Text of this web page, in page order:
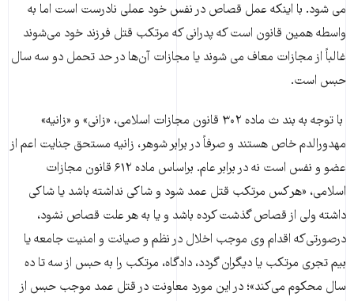
می شود. با اینکه عمل قصاص در نفس خود عملی نادرست است اما به
واسطه همین قانون است که پدرانی که مرتکب قتل فرزند خود می‌شوند
غالباً از مجازات معاف می شوند یا مجازات آن‌ها در حد تحمل دو سه سال
حبس است.
با توجه به بند ث ماده ۳۰۲ قانون مجازات اسلامی، «زانی» و «زانیه»
مهدورالدم خاص هستند و صرفاً در برابر شوهر، زانیه مستحق جنایت اعم از
عضو و نفس است نه در برابر عام. براساس ماده ۶۱۲ قانون مجازات
اسلامی، «هر کس مرتکب قتل عمد شود و شاکی نداشته باشد یا شاکی
داشته ولی از قصاص گذشت کرده باشد و یا به هر علت قصاص نشود،
در‌صورتی‌که اقدام وی موجب اخلال در نظم و صیانت و امنیت جامعه یا
بیم تجری مرتکب یا دیگران گردد، دادگاه، مرتکب را به حبس از سه تا ده
سال‌ محکوم می‌کند»؛ در این مورد معاونت در قتل عمد موجب حبس از